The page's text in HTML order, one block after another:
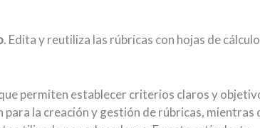
. Edita y reutiliza las rúbricas con hojas de
permiten establecer criterios claros y
para la creación y gestión de rúbricas, mientras